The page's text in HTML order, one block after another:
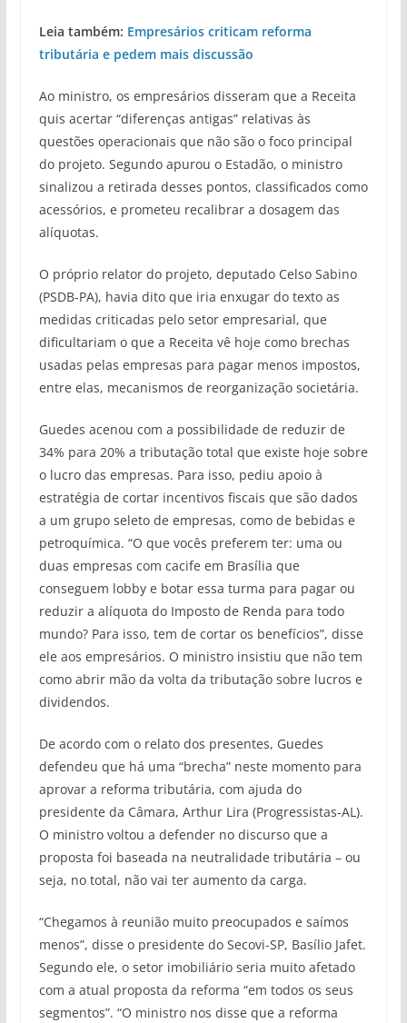
Leia também: Empresários criticam reforma
tributária e pedem mais discussão
Ao ministro, os empresários disseram que a Receita
quis acertar “diferenças antigas” relativas às
questões operacionais que não são o foco principal
do projeto. Segundo apurou o Estadão, o ministro
sinalizou a retirada desses pontos, classificados como
acessórios, e prometeu recalibrar a dosagem das
alíquotas.
O próprio relator do projeto, deputado Celso Sabino
(PSDB-PA), havia dito que iria enxugar do texto as
medidas criticadas pelo setor empresarial, que
dificultariam o que a Receita vê hoje como brechas
usadas pelas empresas para pagar menos impostos,
entre elas, mecanismos de reorganização societária.
Guedes acenou com a possibilidade de reduzir de
34% para 20% a tributação total que existe hoje sobre
o lucro das empresas. Para isso, pediu apoio à
estratégia de cortar incentivos fiscais que são dados
a um grupo seleto de empresas, como de bebidas e
petroquímica. “O que vocês preferem ter: uma ou
duas empresas com cacife em Brasília que
conseguem lobby e botar essa turma para pagar ou
reduzir a alíquota do Imposto de Renda para todo
mundo? Para isso, tem de cortar os benefícios”, disse
ele aos empresários. O ministro insistiu que não tem
como abrir mão da volta da tributação sobre lucros e
dividendos.
De acordo com o relato dos presentes, Guedes
defendeu que há uma “brecha” neste momento para
aprovar a reforma tributária, com ajuda do
presidente da Câmara, Arthur Lira (Progressistas-AL).
O ministro voltou a defender no discurso que a
proposta foi baseada na neutralidade tributária – ou
seja, no total, não vai ter aumento da carga.
“Chegamos à reunião muito preocupados e saímos
menos”, disse o presidente do Secovi-SP, Basílio Jafet.
Segundo ele, o setor imobiliário seria muito afetado
com a atual proposta da reforma “em todos os seus
segmentos”. “O ministro nos disse que a reforma